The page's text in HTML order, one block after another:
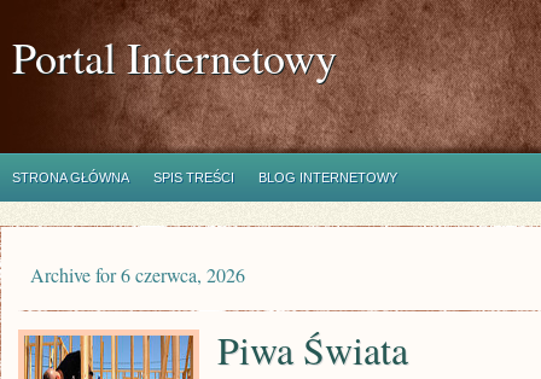
Portal Internetowy
STRONA GŁÓWNA SPIS TREŚCI BLOG INTERNETOWY
Archive for 6 czerwca, 2026
Piwa Świata